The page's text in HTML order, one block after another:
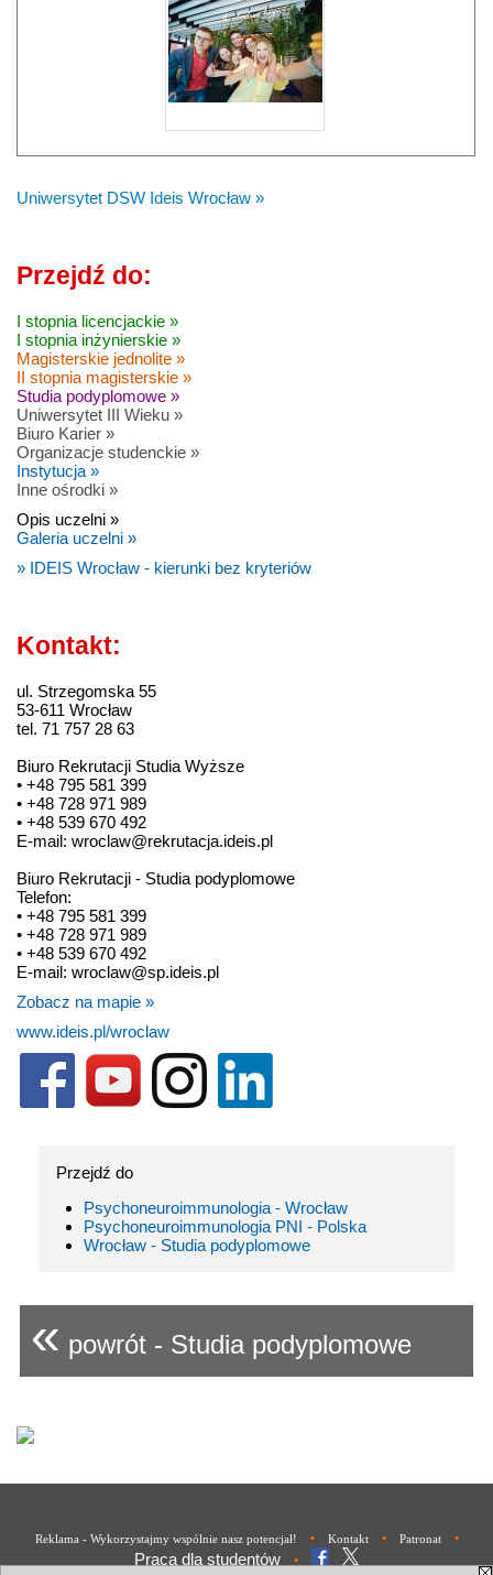
Uniwersytet DSW Ideis Wrocław »
Przejdź do:
I stopnia licencjackie »
I stopnia inżynierskie »
Magisterskie jednolite »
II stopnia magisterskie »
Studia podyplomowe »
Uniwersytet III Wieku »
Biuro Karier »
Organizacje studenckie »
Instytucja »
Inne ośrodki »
Opis uczelni »
Galeria uczelni »
» IDEIS Wrocław - kierunki bez kryteriów
Kontakt:
ul. Strzegomska 55
53-611 Wrocław
tel. 71 757 28 63
Biuro Rekrutacji Studia Wyższe
• +48 795 581 399
• +48 728 971 989
• +48 539 670 492
E-mail: wroclaw@rekrutacja.ideis.pl
Biuro Rekrutacji - Studia podyplomowe
Telefon:
• +48 795 581 399
• +48 728 971 989
• +48 539 670 492
E-mail: wroclaw@sp.ideis.pl
Zobacz na mapie »
www.ideis.pl/wroclaw
Przejdź do
Psychoneuroimmunologia - Wrocław
Psychoneuroimmunologia PNI - Polska
Wrocław - Studia podyplomowe
« powrót - Studia podyplomowe
Reklama - Wykorzystajmy wspólnie nasz potencjał! • Kontakt • Patronat •
Praca dla studentów •